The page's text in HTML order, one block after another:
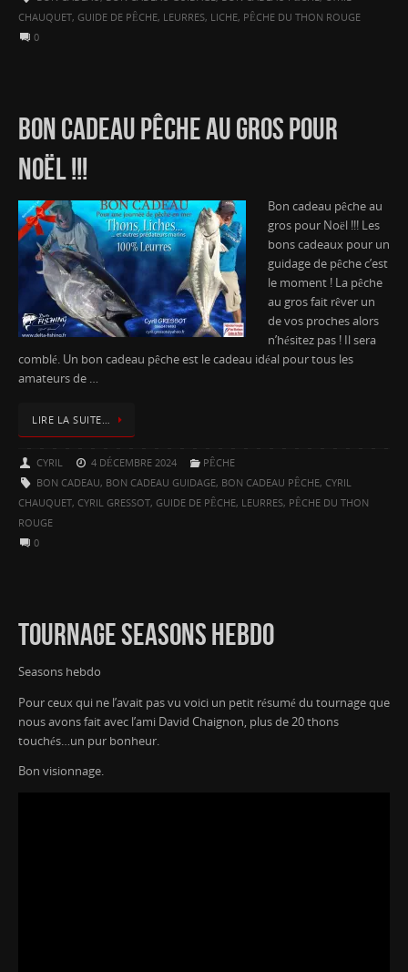
CHAUQUET, GUIDE DE PÊCHE, LEURRES, LICHE, PÊCHE DU THON ROUGE
0
BON CADEAU PÊCHE AU GROS POUR
NOËL !!!
Bon cadeau pêche au
gros pour Noël !!! Les
bons cadeaux pour un
guidage de pêche c’est
le moment ! La pêche
au gros fait rêver un
de vos proches alors
n’hésitez pas ! Il sera
comblé. Un bon cadeau pêche est le cadeau idéal pour tous les
amateurs de …
LIRE LA SUITE…
CYRIL 4 DÉCEMBRE 2024
PÊCHE
BON CADEAU, BON CADEAU GUIDAGE, BON CADEAU PÊCHE, CYRIL
CHAUQUET, CYRIL GRESSOT, GUIDE DE PÊCHE, LEURRES, PÊCHE DU THON
ROUGE
0
TOURNAGE SEASONS HEBDO
Seasons hebdo
Pour ceux qui ne l’avait pas vu voici un petit résumé du tournage que
nous avons fait avec l’ami David Chaignon, plus de 20 thons
touchés…un pur bonheur.
Bon visionnage.